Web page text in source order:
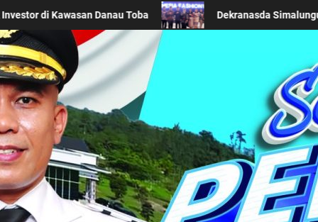
Simalungun Promosikan Wastra Khas Daerah di Acara BTN